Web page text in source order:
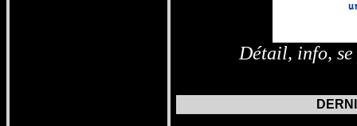
Détail, info,